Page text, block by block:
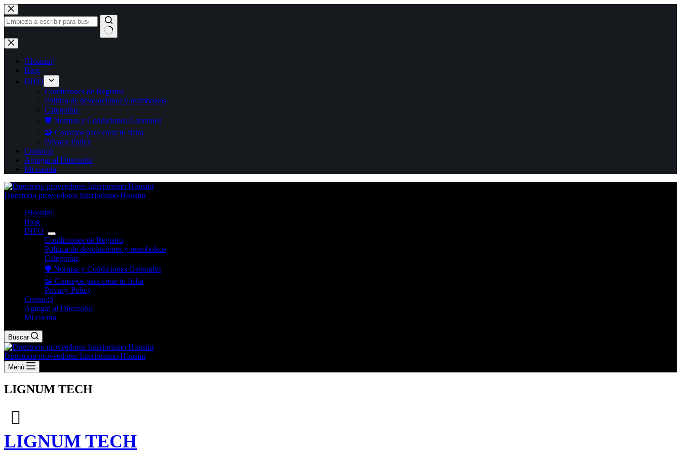
Saltar
al
contenido
Sin
resultados
[Housint]
Blog
INFO
Condiciones de Registro
Política de devoluciones y reembolsos
Categorías
🛡️ Normas y Condiciones Generales
🧩 Consejos para crear tu ficha
Privacy Policy
Contacto
Agregar al Directorio
Mi cuenta
Directorio proveedores Interiorismo Housint
[Housint]
Blog
INFO
Condiciones de Registro
Política de devoluciones y reembolsos
Categorías
🛡️ Normas y Condiciones Generales
🧩 Consejos para crear tu ficha
Privacy Policy
Contacto
Agregar al Directorio
Mi cuenta
Buscar
Directorio proveedores Interiorismo Housint
Menú
LIGNUM TECH
LIGNUM TECH